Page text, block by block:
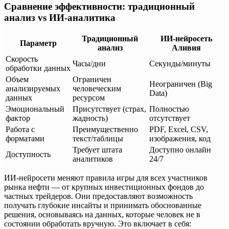
Сравнение эффективности: традиционный
анализ vs ИИ-аналитика
Параметр
Традиционный
анализ
ИИ-нейросеть
Аливия
Скорость
обработки данных
Часы/дни
Секунды/минуты
Объем
анализируемых
данных
Ограничен
человеческим
ресурсом
Неограничен (Big
Data)
Эмоциональный
фактор
Присутствует (страх,
жадность)
Полностью
отсутствует
Работа с
форматами
Преимущественно
текст/таблицы
PDF, Excel, CSV,
изображения, код
Доступность
Требует штата
аналитиков
Доступно онлайн
24/7
ИИ-нейросети меняют правила игры для всех участников
рынка нефти — от крупных инвестиционных фондов до
частных трейдеров. Они предоставляют возможность
получать глубокие инсайты и принимать обоснованные
решения, основываясь на данных, которые человек не в
состоянии обработать вручную. Это включает в себя: